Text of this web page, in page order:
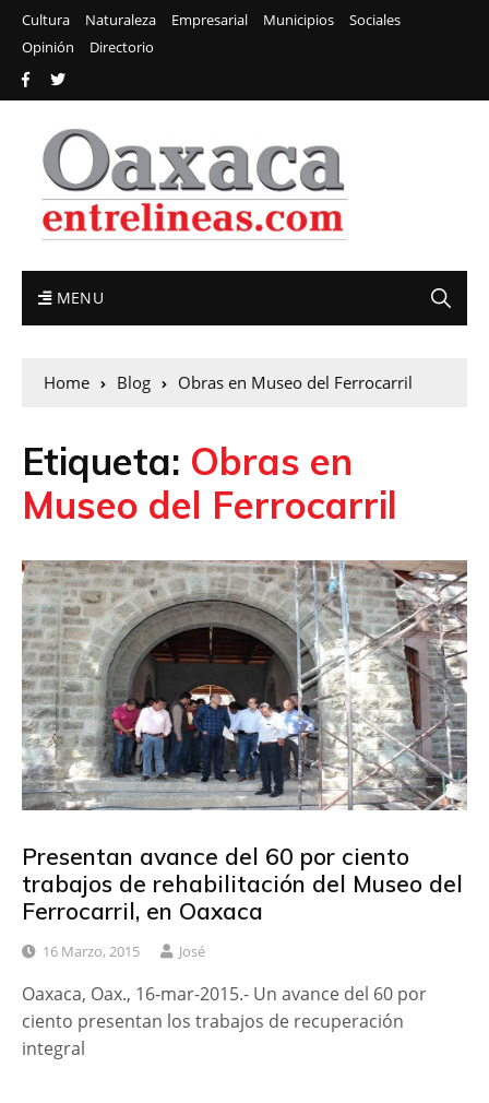
Cultura Naturaleza Empresarial Municipios
Sociales
Opinión
Directorio
MENU
Home Blog Obras en Museo del Ferrocarril
Etiqueta: Obras en
Museo del Ferrocarril
Presentan avance del 60 por ciento
trabajos de rehabilitación del Museo del
Ferrocarril, en Oaxaca
16 Marzo, 2015 José
Oaxaca, Oax., 16-mar-2015.- Un avance del 60 por
ciento presentan los trabajos de recuperación
integral